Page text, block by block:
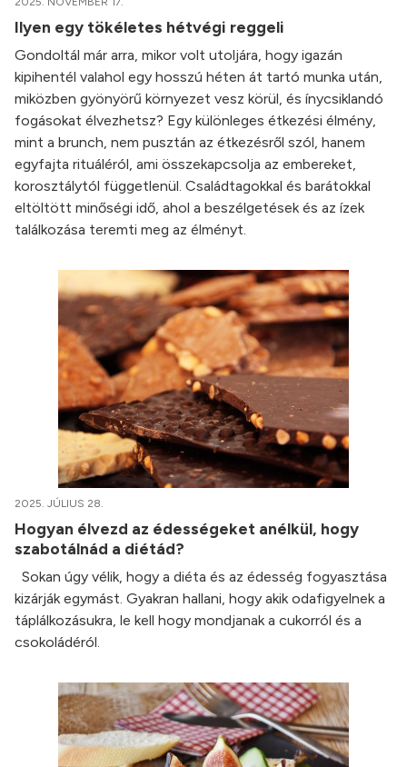
Ilyen egy tökéletes hétvégi reggeli
Gondoltál már arra, mikor volt utoljára, hogy igazán
kipihentél valahol egy hosszú héten át tartó munka után,
miközben gyönyörű környezet vesz körül, és ínycsiklandó
fogásokat élvezhetsz? Egy különleges étkezési élmény,
mint a brunch, nem pusztán az étkezésről szól, hanem
egyfajta rituáléról, ami összekapcsolja az embereket,
korosztálytól függetlenül. Családtagokkal és barátokkal
eltöltött minőségi idő, ahol a beszélgetések és az ízek
találkozása teremti meg az élményt.
2025. JÚLIUS 28.
Hogyan élvezd az édességeket anélkül, hogy
szabotálnád a diétád?
Sokan úgy vélik, hogy a diéta és az édesség fogyasztása
kizárják egymást. Gyakran hallani, hogy akik odafigyelnek a
táplálkozásukra, le kell hogy mondjanak a cukorról és a
csokoládéról.